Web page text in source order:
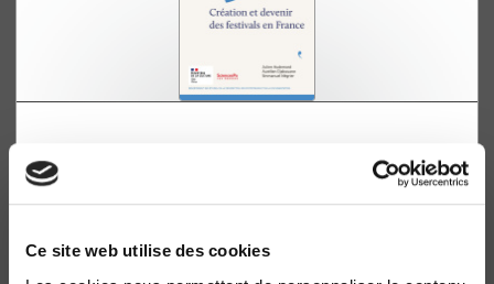
Ce site web utilise des cookies
Julien Audemard, Aurélien Djakouane